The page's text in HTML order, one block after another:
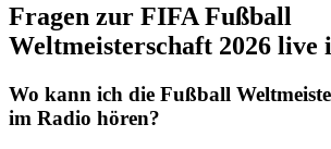
Fragen zur FIFA Fußball
Weltmeisterschaft 2026 live
Wo kann ich die Fußball
im Radio hören?